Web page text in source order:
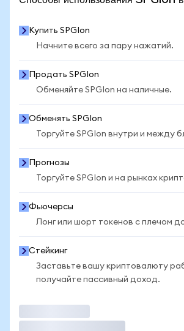
Купить SPGIon
Начните всего за пару нажатий.
Продать SPGIon
Обменяйте SPGIon на наличные.
Обменять SPGIon
Торгуйте SPGIon внутри и между
Прогнозы
Торгуйте SPGIon и на рынках
Фьючерсы
Лонг или шорт токенов с плечом
Стейкинг
Заставьте вашу криптовалюту
получайте пассивный доход.